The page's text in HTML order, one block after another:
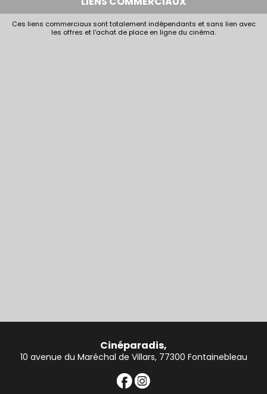
Ces liens commerciaux sont totalement indépendants et sans lien avec
les offres et l'achat de place en ligne du cinéma.
Cinéparadis,
10 avenue du Maréchal de Villars, 77300 Fontainebleau